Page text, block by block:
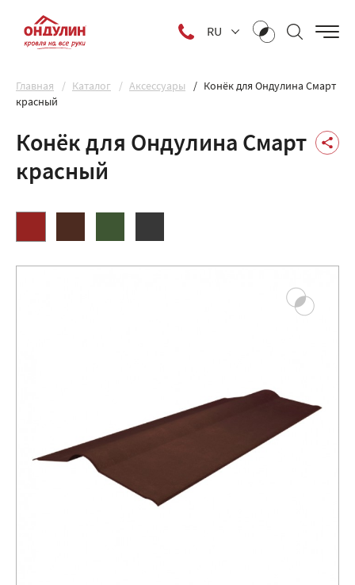
RU
Главная Каталог Аксессуары
Конёк для Ондулина Смарт
красный
Конёк для Ондулина Смарт
красный